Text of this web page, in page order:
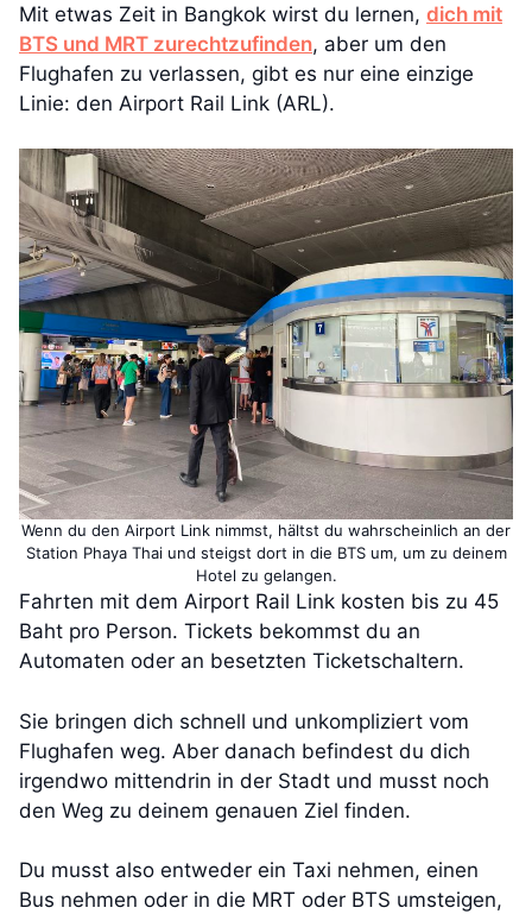
Mit etwas Zeit in Bangkok wirst du lernen, dich mit
BTS und MRT zurechtzufinden, aber um den
Flughafen zu verlassen, gibt es nur eine einzige
Linie: den Airport Rail Link (ARL).
Wenn du den Airport Link nimmst, hältst du wahrscheinlich an der
Station Phaya Thai und steigst dort in die BTS um, um zu deinem
Hotel zu gelangen.
Fahrten mit dem Airport Rail Link kosten bis zu 45
Baht pro Person. Tickets bekommst du an
Automaten oder an besetzten Ticketschaltern.
Sie bringen dich schnell und unkompliziert vom
Flughafen weg. Aber danach befindest du dich
irgendwo mittendrin in der Stadt und musst noch
den Weg zu deinem genauen Ziel finden.
Du musst also entweder ein Taxi nehmen, einen
Bus nehmen oder in die MRT oder BTS umsteigen,